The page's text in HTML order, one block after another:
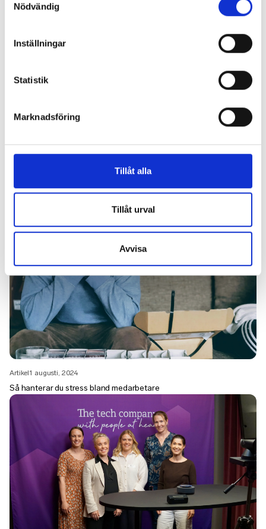
Nödvändig
Inställningar
Statistik
Marknadsföring
Tillåt alla
Tillåt urval
Avvisa
Så gör webbyrån för att vara en trygg och attraktiv
Artikel1 augusti, 2024
Så hanterar du stress bland medarbetare